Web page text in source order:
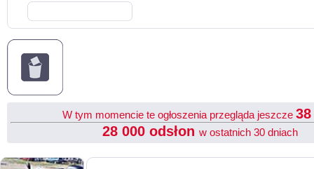
W tym momencie te ogłoszenia przegląda jeszcze
28 000 odsłon w ostatnich 30 dniach